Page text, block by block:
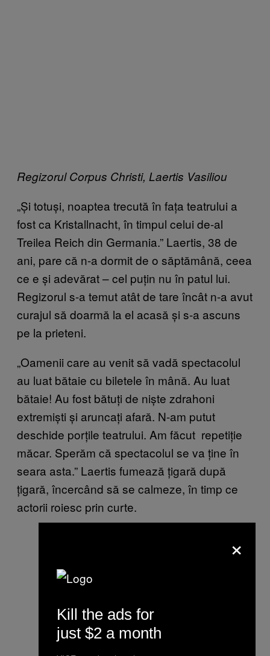
Regizorul Corpus Christi, Laertis Vasiliou
„Și totuși, noaptea trecută în fața teatrului a
fost ca Kristallnacht, în timpul celui de-al
Treilea Reich din Germania.” Laertis, 38 de
ani, pare că n-a dormit de o săptămână, ceea
ce e și adevărat – cel puțin nu în patul lui.
Regizorul s-a temut atât de tare încât n-a avut
curajul să doarmă la el acasă și s-a ascuns
pe la prieteni.
„Oamenii care au venit să vadă spectacolul
au luat bătaie cu biletele în mână. Au luat
bătaie! Au fost bătuți de niște zdrahoni
extremiști și aruncați afară. N-am putut
deschide porțile teatrului. Am făcut repetiție
măcar. Sperăm că spectacolul se va ține în
seara asta.” Laertis fumează țigară după
țigară, încercând să se calmeze, în timp ce
actorii roiesc prin curte.
×
Kill the ads for
just $2 a month